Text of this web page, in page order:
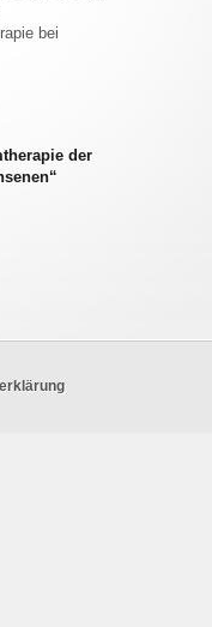
bei
der